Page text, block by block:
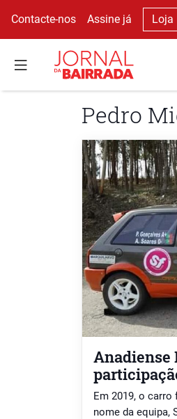
Contacte-nos Assine já Loja
Pedro
Anadiense
Em 2019, o carro
nome da equipa,